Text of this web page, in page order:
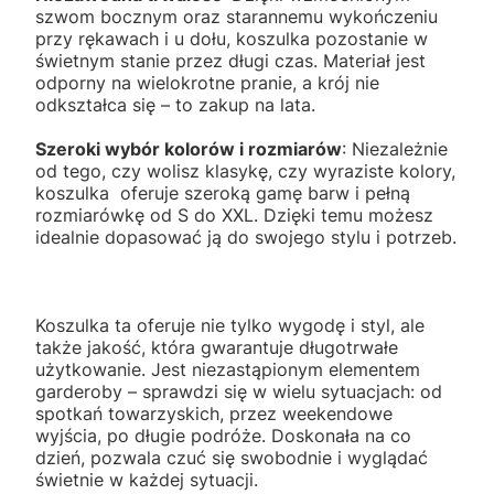
szwom bocznym oraz starannemu wykończeniu
przy rękawach i u dołu, koszulka pozostanie w
świetnym stanie przez długi czas. Materiał jest
odporny na wielokrotne pranie, a krój nie
odkształca się – to zakup na lata.
Szeroki wybór kolorów i rozmiarów: Niezależnie
od tego, czy wolisz klasykę, czy wyraziste kolory,
koszulka oferuje szeroką gamę barw i pełną
rozmiarówkę od S do XXL. Dzięki temu możesz
idealnie dopasować ją do swojego stylu i potrzeb.
Koszulka ta oferuje nie tylko wygodę i styl, ale
także jakość, która gwarantuje długotrwałe
użytkowanie. Jest niezastąpionym elementem
garderoby – sprawdzi się w wielu sytuacjach: od
spotkań towarzyskich, przez weekendowe
wyjścia, po długie podróże. Doskonała na co
dzień, pozwala czuć się swobodnie i wyglądać
świetnie w każdej sytuacji.